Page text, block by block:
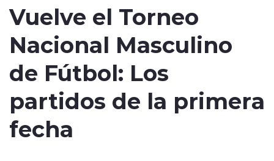
Internacional
Entrevistas
Vuelve el Torneo
Nacional Masculino
de Fútbol: Los
partidos de la primera
fecha